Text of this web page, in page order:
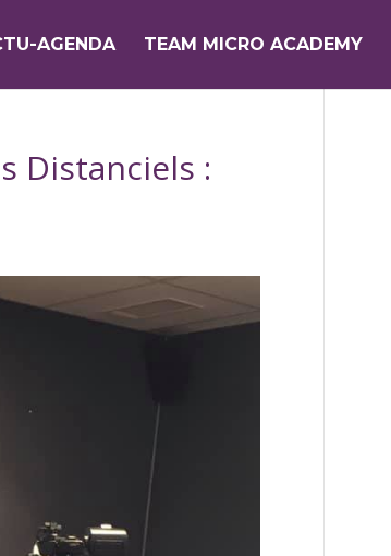
AGENDA TEAM MICRO ACADEMY
Distanciels :